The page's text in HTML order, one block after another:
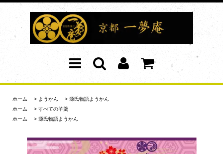
ホーム > ようかん > 源氏物語ようかん
ホーム
> すべての羊羹
ホーム
> 源氏物語ようかん